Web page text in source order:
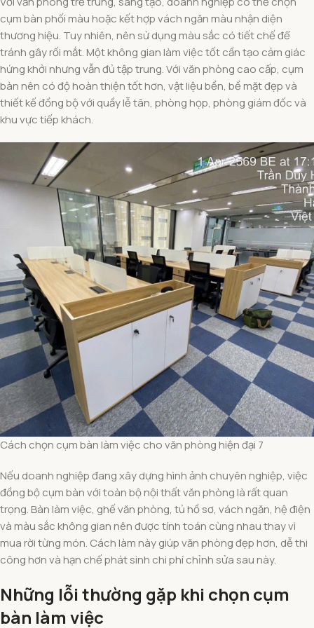
cụm bàn phối màu hoặc kết hợp vách ngăn màu nhận diện
thương hiệu. Tuy nhiên, nên sử dụng màu sắc có tiết chế để
tránh gây rối mắt. Một không gian làm việc tốt cần tạo cảm giác
hứng khởi nhưng vẫn đủ tập trung. Với văn phòng cao cấp, cụm
bàn nên có độ hoàn thiện tốt hơn, vật liệu bền, bề mặt đẹp và
thiết kế đồng bộ với quầy lễ tân, phòng họp, phòng giám đốc và
khu vực tiếp khách.
Cách chọn cụm bàn làm việc cho văn phòng hiện đại 7
Nếu doanh nghiệp đang xây dựng hình ảnh chuyên nghiệp, việc
đồng bộ cụm bàn với toàn bộ nội thất văn phòng là rất quan
trọng. Bàn làm việc, ghế văn phòng, tủ hồ sơ, vách ngăn, hệ điện
và màu sắc không gian nên được tính toán cùng nhau thay vì
mua rời từng món. Cách làm này giúp văn phòng đẹp hơn, dễ thi
công hơn và hạn chế phát sinh chi phí chỉnh sửa sau này.
Những lỗi thường gặp khi chọn cụm
bàn làm việc